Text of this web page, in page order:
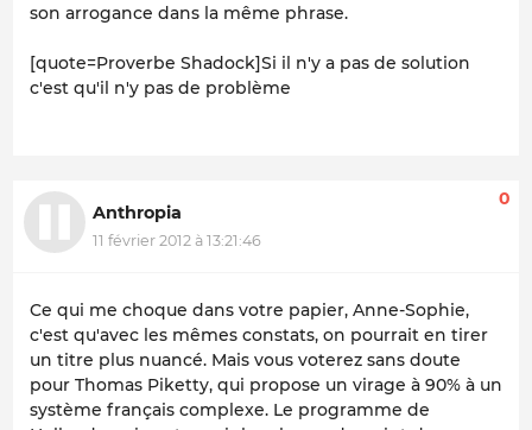
son arrogance dans la même phrase.
[quote=Proverbe Shadock]Si il n'y a pas de solution
c'est qu'il n'y pas de problème
Anthropia
11 février 2012 à 13:21:46
0
Ce qui me choque dans votre papier, Anne-Sophie,
c'est qu'avec les mêmes constats, on pourrait en tirer
un titre plus nuancé. Mais vous voterez sans doute
pour Thomas Piketty, qui propose un virage à 90% à un
système français complexe. Le programme de